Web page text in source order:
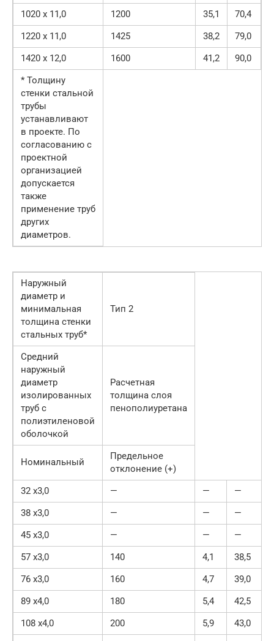
1020 х 11,0
1200 35,1
70,4
1220 х 11,0
1425 38,2
79,0
1420 х 12,0
1600 41,2
90,0
* Толщину
стенки стальной
трубы
устанавливают
в проекте. По
согласованию с
проектной
организацией
допускается
также
применение труб
других
диаметров.
Наружный
диаметр и
минимальная
толщина стенки
стальных труб*
Тип 2
Средний
наружный
диаметр
изолированных
труб с
полиэтиленовой
оболочкой
Расчетная
толщина слоя
пенополиуретана
Номинальный
Предельное
отклонение (+)
32 х3,0
— —
—
38 х3,0
— —
—
45 х3,0
— —
—
57 х3,0
140 4,1
38,5
76 х3,0
160 4,7
39,0
89 х4,0
180 5,4
42,5
108 х4,0
200 5,9
43,0